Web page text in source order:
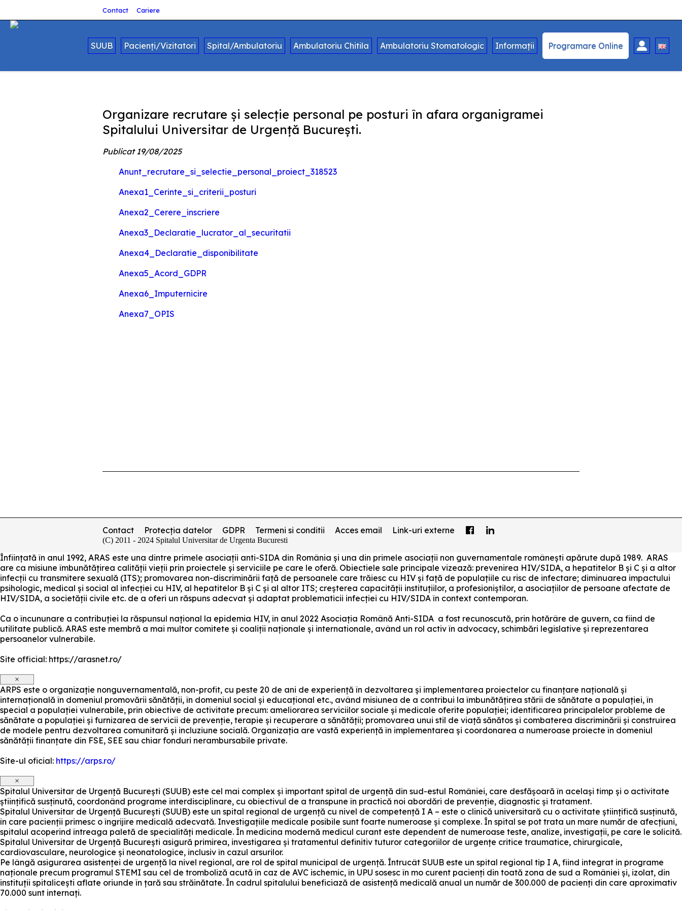
Contact Cariere
SUUB Pacienți/Vizitatori Spital/Ambulatoriu Ambulatoriu Chitila Ambulatoriu Stomatologic Informații Programare Online
Organizare recrutare și selecție personal pe posturi în afara organigramei
Spitalului Universitar de Urgență București.
Publicat 19/08/2025
Anunt_recrutare_si_selectie_personal_proiect_318523
Anexa1_Cerinte_si_criterii_posturi
Anexa2_Cerere_inscriere
Anexa3_Declaratie_lucrator_al_securitatii
Anexa4_Declaratie_disponibilitate
Anexa5_Acord_GDPR
Anexa6_Imputernicire
Anexa7_OPIS
Contact Protecția datelor GDPR Termeni si conditii Acces email Link-uri externe
(C) 2011 - 2024 Spitalul Universitar de Urgenta Bucuresti
Înființată în anul 1992, ARAS este una dintre primele asociații anti-SIDA din România și una din primele asociații non guvernamentale românești apărute după 1989. ARAS
are ca misiune îmbunătățirea calității vieții prin proiectele și serviciile pe care le oferă. Obiectiele sale principale vizează: prevenirea HIV/SIDA, a hepatitelor B și C și a altor
infecții cu transmitere sexuală (ITS); promovarea non-discriminării față de persoanele care trăiesc cu HIV și față de populațiile cu risc de infectare; diminuarea impactului
psihologic, medical și social al infecției cu HIV, al hepatitelor B și C și al altor ITS; creșterea capacității instituțiilor, a profesioniștilor, a asociațiilor de persoane afectate de
HIV/SIDA, a societății civile etc. de a oferi un răspuns adecvat și adaptat problematicii infecției cu HIV/SIDA în context contemporan.
Ca o încununare a contribuției la răspunsul național la epidemia HIV, în anul 2022 Asociația Română Anti-SIDA a fost recunoscută, prin hotărâre de guvern, ca fiind de
utilitate publică. ARAS este membră a mai multor comitete și coaliții naționale și internationale, având un rol activ în advocacy, schimbări legislative și reprezentarea
persoanelor vulnerabile.
Site official: https://arasnet.ro/
×
ARPS este o organizație nonguvernamentală, non-profit, cu peste 20 de ani de experiență în dezvoltarea și implementarea proiectelor cu finanțare națională și
internațională în domeniul promovării sănătății, în domeniul social și educațional etc., având misiunea de a contribui la îmbunătățirea stării de sănătate a populației, în
special a populației vulnerabile, prin obiective de activitate precum: ameliorarea serviciilor sociale și medicale oferite populației; identificarea principalelor probleme de
sănătate a populației și furnizarea de servicii de prevenție, terapie și recuperare a sănătății; promovarea unui stil de viață sănătos și combaterea discriminării și construirea
de modele pentru dezvoltarea comunitară și incluziune socială. Organizația are vastă experiență în implementarea și coordonarea a numeroase proiecte în domeniul
sănătății finanțate din FSE, SEE sau chiar fonduri nerambursabile private.
Site-ul oficial: https://arps.ro/
×
Spitalul Universitar de Urgență București (SUUB) este cel mai complex și important spital de urgență din sud-estul României, care desfășoară în același timp și o activitate
științifică susținută, coordonând programe interdisciplinare, cu obiectivul de a transpune în practică noi abordări de prevenție, diagnostic și tratament.
Spitalul Universitar de Urgență București (SUUB) este un spital regional de urgență cu nivel de competență I A – este o clinică universitară cu o activitate științifică susținută,
în care pacienții primesc o îngrijire medicală adecvată. Investigațiile medicale posibile sunt foarte numeroase și complexe. În spital se pot trata un mare număr de afecțiuni,
spitalul acoperind întreaga paletă de specialități medicale. În medicina modernă medicul curant este dependent de numeroase teste, analize, investigații, pe care le solicită.
Spitalul Universitar de Urgență București asigură primirea, investigarea și tratamentul definitiv tuturor categoriilor de urgențe critice traumatice, chirurgicale,
cardiovasculare, neurologice și neonatologice, inclusiv în cazul arsurilor.
Pe lângă asigurarea asistenței de urgență la nivel regional, are rol de spital municipal de urgență. Întrucât SUUB este un spital regional tip I A, fiind integrat in programe
naționale precum programul STEMI sau cel de tromboliză acută în caz de AVC ischemic, în UPU sosesc în mo curent pacienți din toată zona de sud a României și, izolat, din
instituții spitalicești aflate oriunde în țară sau străinătate. În cadrul spitalului beneficiază de asistență medicală anual un număr de 300.000 de pacienți din care aproximativ
70.000 sunt internați.